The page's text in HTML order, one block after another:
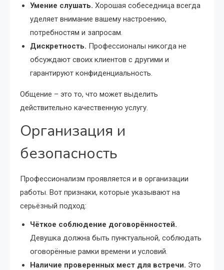
Умение слушать. Хорошая собеседница всегда
уделяет внимание вашему настроению,
потребностям и запросам.
Дискретность. Профессионалы никогда не
обсуждают своих клиентов с другими и
гарантируют конфиденциальность.
Общение – это то, что может выделить
действительно качественную услугу.
Организация и
безопасность
Профессионализм проявляется и в организации
работы. Вот признаки, которые указывают на
серьёзный подход:
Чёткое соблюдение договорённостей.
Девушка должна быть пунктуальной, соблюдать
оговорённые рамки времени и условий.
Наличие проверенных мест для встречи. Это